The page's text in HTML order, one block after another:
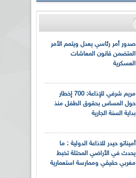
صدور أمر رئاسي يعدل ويتمم الأمر
المتضمن قانون المعاشات
العسكرية
مريم شرفي للإذاعة: 700 إخطار
حول المساس بحقوق الطفل منذ
بداية السنة الجارية
أميناتو حيدر للاذاعة الدولية : ما
يحدث في الأراضي المحتلة تخبط
مغربي حقيقي وممارسة استعمارية